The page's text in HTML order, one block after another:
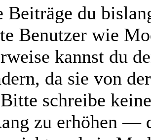
Beiträge du
Benutzer wie
kannst du
da sie von
schreibe
zu erhöhen —